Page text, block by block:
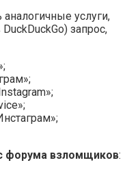
услуги,
запрос,
форума взломщиков: